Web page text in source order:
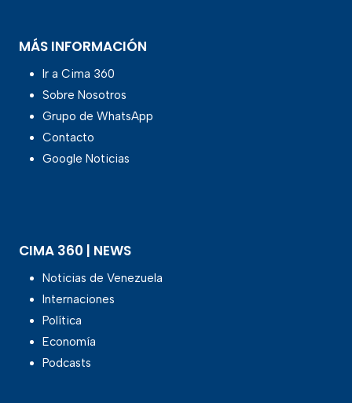
MÁS INFORMACIÓN
Ir a Cima 360
Sobre Nosotros
Grupo de WhatsApp
Contacto
Google Noticias
CIMA 360 | NEWS
Noticias de Venezuela
Internaciones
Política
Economía
Podcasts